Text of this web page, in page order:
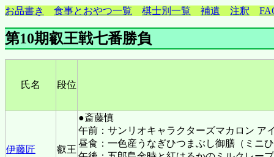
お品書き 食事とおやつ一覧 棋士別一覧 補遺 注釈
第10期叡王戦七番勝負
氏名 段位
伊藤匠 叡王
●斎藤慎
午前：サンリオキャラクターズマカロン ア
昼食：一色産うなぎひつまぶし御膳（ミニ